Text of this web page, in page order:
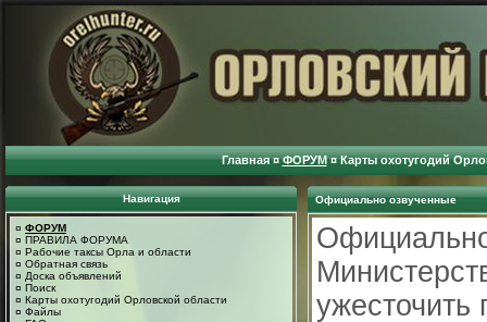
Главная ¤ ФОРУМ ¤ Карты охотугодий
Навигация
¤ ФОРУМ
¤ ПРАВИЛА ФОРУМА
¤ Рабочие таксы Орла и области
¤ Обратная связь
¤ Доска объявлений
¤ Поиск
¤ Карты охотугодий Орловской области
¤ Файлы
Официально озвученные
ужесточить